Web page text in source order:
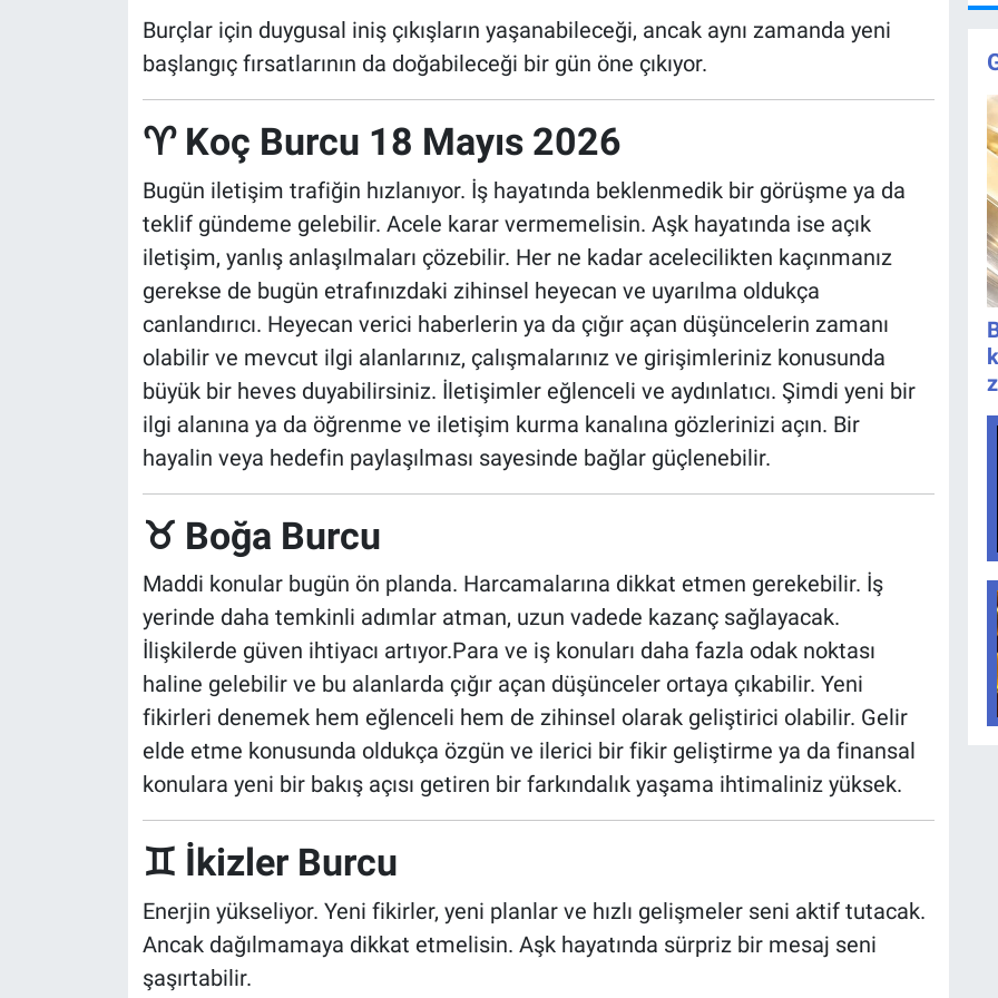
Burçlar için duygusal iniş çıkışların yaşanabileceği, ancak aynı zamanda yeni
başlangıç fırsatlarının da doğabileceği bir gün öne çıkıyor.
♈ Koç Burcu 18 Mayıs 2026
Bugün iletişim trafiğin hızlanıyor. İş hayatında beklenmedik bir görüşme ya da
teklif gündeme gelebilir. Acele karar vermemelisin. Aşk hayatında ise açık
iletişim, yanlış anlaşılmaları çözebilir. Her ne kadar acelecilikten kaçınmanız
gerekse de bugün etrafınızdaki zihinsel heyecan ve uyarılma oldukça
canlandırıcı. Heyecan verici haberlerin ya da çığır açan düşüncelerin zamanı
olabilir ve mevcut ilgi alanlarınız, çalışmalarınız ve girişimleriniz konusunda
büyük bir heves duyabilirsiniz. İletişimler eğlenceli ve aydınlatıcı. Şimdi yeni bir
ilgi alanına ya da öğrenme ve iletişim kurma kanalına gözlerinizi açın. Bir
hayalin veya hedefin paylaşılması sayesinde bağlar güçlenebilir.
♉ Boğa Burcu
Maddi konular bugün ön planda. Harcamalarına dikkat etmen gerekebilir. İş
yerinde daha temkinli adımlar atman, uzun vadede kazanç sağlayacak.
İlişkilerde güven ihtiyacı artıyor.Para ve iş konuları daha fazla odak noktası
haline gelebilir ve bu alanlarda çığır açan düşünceler ortaya çıkabilir. Yeni
fikirleri denemek hem eğlenceli hem de zihinsel olarak geliştirici olabilir. Gelir
elde etme konusunda oldukça özgün ve ilerici bir fikir geliştirme ya da finansal
konulara yeni bir bakış açısı getiren bir farkındalık yaşama ihtimaliniz yüksek.
♊ İkizler Burcu
Enerjin yükseliyor. Yeni fikirler, yeni planlar ve hızlı gelişmeler seni aktif tutacak.
Ancak dağılmamaya dikkat etmelisin. Aşk hayatında sürpriz bir mesaj seni
şaşırtabilir.